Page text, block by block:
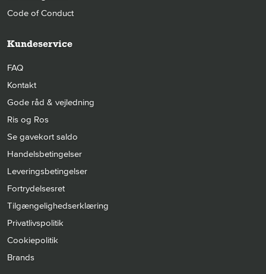
Code of Conduct
Kundeservice
FAQ
Kontakt
Gode råd & vejledning
Ris og Ros
Se gavekort saldo
Handelsbetingelser
Leveringsbetingelser
Fortrydelsesret
Tilgængelighedserklæring
Privatlivspolitik
Cookiepolitik
Brands